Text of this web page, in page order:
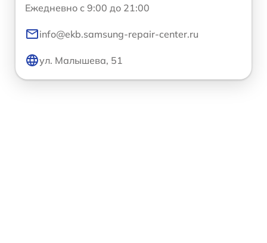
Ежедневно с 9:00 до 21:00
info@ekb.samsung-repair-center.ru
ул. Малышева, 51